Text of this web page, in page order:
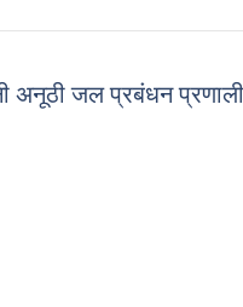
अनूठी जल प्रबंधन